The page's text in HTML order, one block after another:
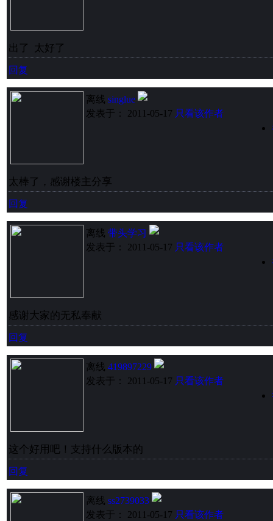
出了 太好了
回复
离线 singlue
发表于： 2011-05-17 只看该作者
太棒了，感谢楼主分享
回复
离线 带头学习
发表于： 2011-05-17 只看该作者
感谢大家的无私奉献
回复
离线 419897229
发表于： 2011-05-17 只看该作者
这个好用吧！支持什么版本的
回复
离线 ss2739033
发表于： 2011-05-17 只看该作者